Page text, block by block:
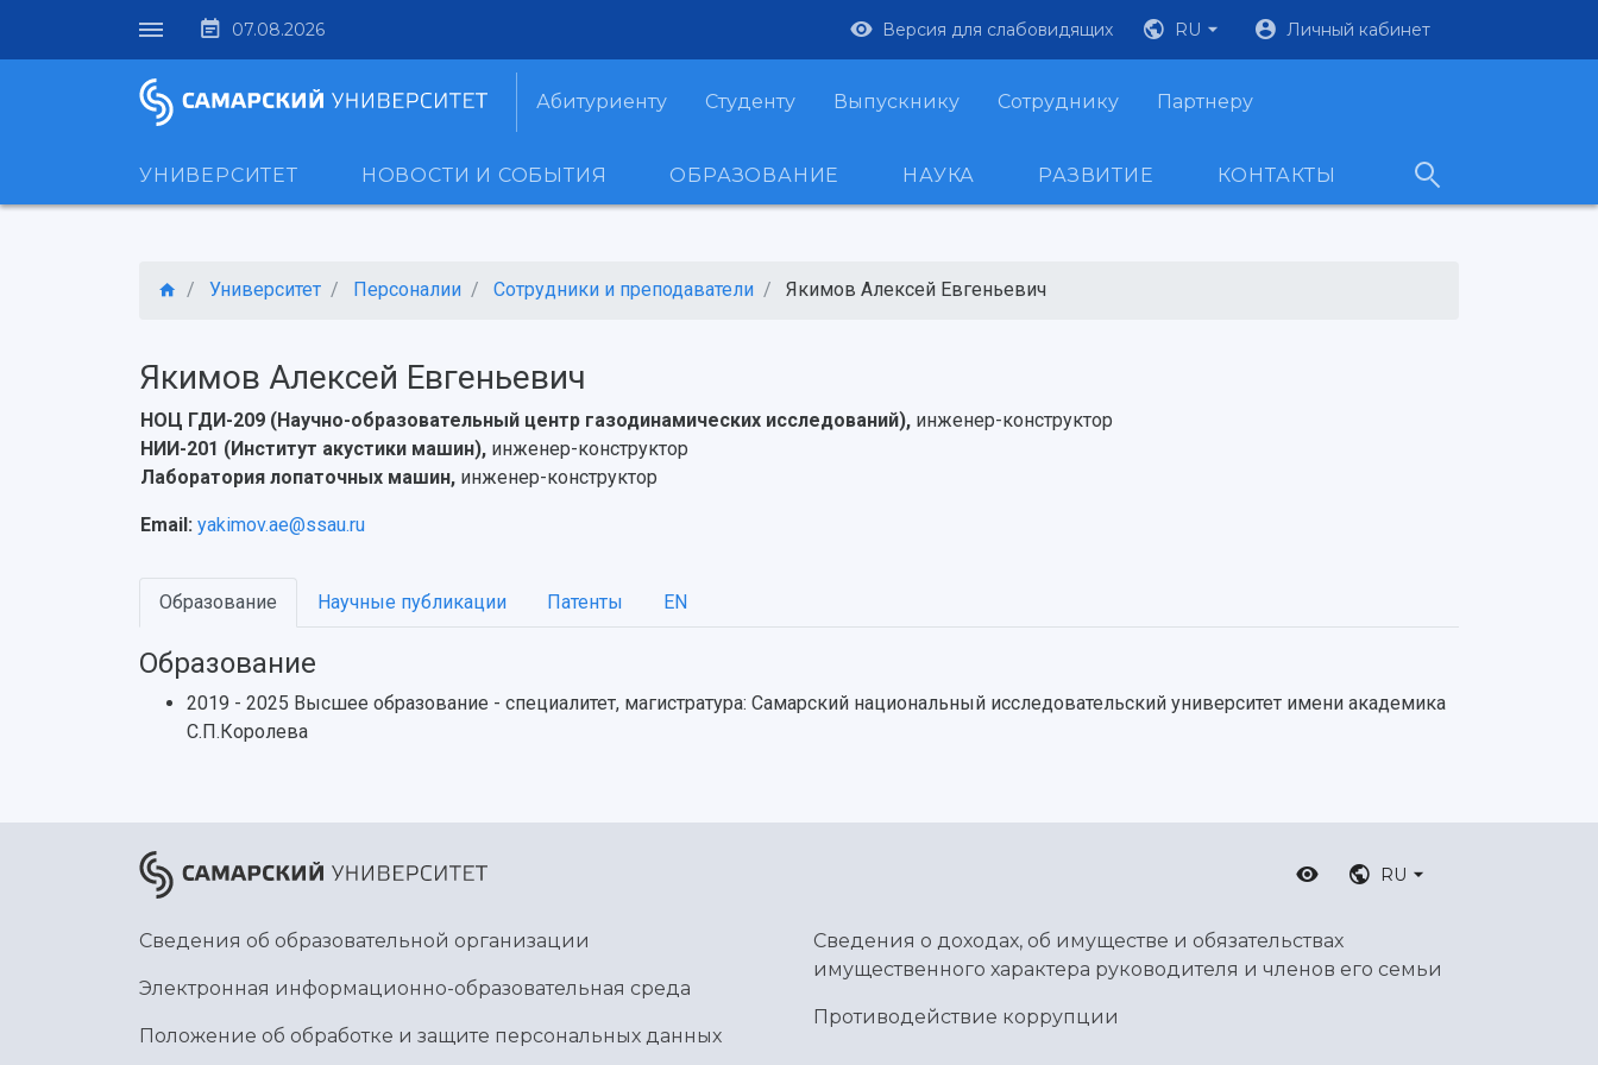
07.08.2026 Версия для слабовидящих RU Личный кабинет
Абитуриенту Студенту Выпускнику Сотруднику Партнеру
УНИВЕРСИТЕТ НОВОСТИ И СОБЫТИЯ ОБРАЗОВАНИЕ НАУКА РАЗВИТИЕ КОНТАКТЫ
Университет Персоналии Сотрудники и преподаватели Якимов Алексей Евгеньевич
Якимов Алексей Евгеньевич
НОЦ ГДИ-209 (Научно-образовательный центр газодинамических исследований), инженер-конструктор
НИИ-201 (Институт акустики машин), инженер-конструктор
Лаборатория лопаточных машин, инженер-конструктор
Email: yakimov.ae@ssau.ru
Образование Научные публикации Патенты EN
Образование
2019 - 2025 Высшее образование - специалитет, магистратура: Самарский национальный исследовательский университет имени академика
С.П.Королева
RU
Сведения об образовательной организации
Электронная информационно-образовательная среда
Положение об обработке и защите персональных данных
Сведения о доходах, об имуществе и обязательствах
имущественного характера руководителя и членов его семьи
Противодействие коррупции